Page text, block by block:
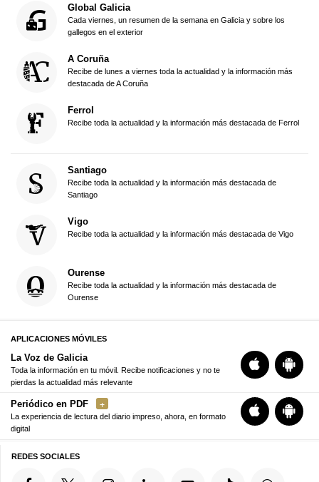
Global Galicia
Cada viernes, un resumen de la semana en Galicia y sobre los
gallegos en el exterior
A Coruña
Recibe de lunes a viernes toda la actualidad y la información más
destacada de A Coruña
Ferrol
Recibe toda la actualidad y la información más destacada de Ferrol
Santiago
Recibe toda la actualidad y la información más destacada de
Santiago
Vigo
Recibe toda la actualidad y la información más destacada de Vigo
Ourense
Recibe toda la actualidad y la información más destacada de
Ourense
APLICACIONES MÓVILES
La Voz de Galicia
Toda la información en tu móvil. Recibe notificaciones y no te
pierdas la actualidad más relevante
Periódico en PDF
La experiencia de lectura del diario impreso, ahora, en formato
digital
REDES SOCIALES